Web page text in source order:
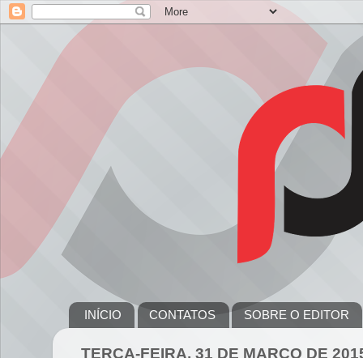
INÍCIO CONTATOS SOBRE O EDITOR
TERÇA-FEIRA, 31 DE MARÇO DE